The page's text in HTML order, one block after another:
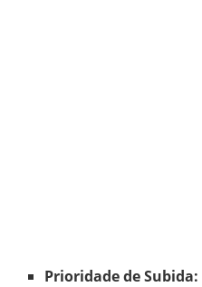
Prioridade de Subida: